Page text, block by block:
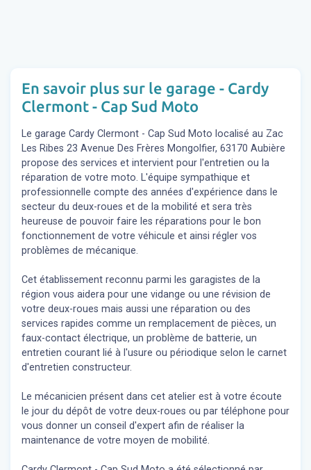
En savoir plus sur le garage - Cardy
Clermont - Cap Sud Moto
Le garage Cardy Clermont - Cap Sud Moto localisé au Zac
Les Ribes 23 Avenue Des Frères Mongolfier, 63170 Aubière
propose des services et intervient pour l'entretien ou la
réparation de votre moto. L'équipe sympathique et
professionnelle compte des années d'expérience dans le
secteur du deux-roues et de la mobilité et sera très
heureuse de pouvoir faire les réparations pour le bon
fonctionnement de votre véhicule et ainsi régler vos
problèmes de mécanique.
Cet établissement reconnu parmi les garagistes de la
région vous aidera pour une vidange ou une révision de
votre deux-roues mais aussi une réparation ou des
services rapides comme un remplacement de pièces, un
faux-contact électrique, un problème de batterie, un
entretien courant lié à l'usure ou périodique selon le carnet
d'entretien constructeur.
Le mécanicien présent dans cet atelier est à votre écoute
le jour du dépôt de votre deux-roues ou par téléphone pour
vous donner un conseil d'expert afin de réaliser la
maintenance de votre moyen de mobilité.